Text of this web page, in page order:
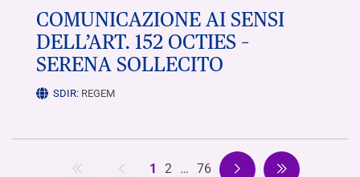
COMUNICAZIONE AI SENSI
DELL’ART. 152 OCTIES –
SERENA SOLLECITO
SDIR: REGEM
1 2 … 76